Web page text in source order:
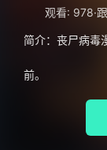
观看: 978·
简介：丧
前。 曾